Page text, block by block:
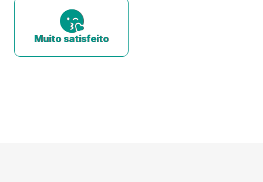
Muito satisfeito